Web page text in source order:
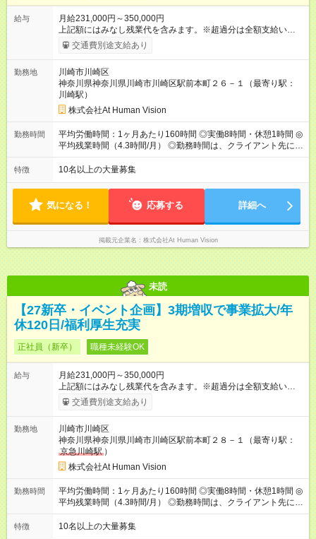
給与
月給231,000円～350,000円
上記額にはみなし残業代を含みます。※超過分は全額支給いたし
ます。 みなし残業代 24,000円 ～ 37,000円／月 みなし残業時
間 15時間／月 【給与】 月給： 大卒・院卒 ：243，000
（固定残業代 24，000円） 賞与：年２回 （業績連動型） 昇
給：年２回（3月、9月) 試用期間：6ヶ月 ※上記額にはみなし残
業代（月15時間分）が含まれた 金額になります。超過分は追加
で全額支給。 【頑張りを給与・キャリアに還元します】 年に2
回⼈事評価があり等級が決まります。 等級に合わせた給与設定
のため、若い内からでも頑張り次第で給与アップが叶います。
⼀般職（20～31万円）→リーダー（⽉給26～36万円） →係⻑
～58万円） 【試用期間】試用期間あり 試用期間の長さ：6ヶ月
※ 雇用形態と給与に、本採用時と異なる部分があります。 雇用
形態：本採用時と同じです。 給与：月給 224,000円 ～ 330,000
円 上記額にはみなし残業代を含みます。※超過分は全額支給い
たします。 みなし残業代 24,000円 ～ 34,000円／月 みなし残業
時間 15時間／月
交通費別途支給あり
勤務地
川崎市川崎区
神奈川県神奈川県川崎市川崎区駅前本町２６－１（最寄り駅：
川崎駅）
株式会社At Human Vision
勤務時間
平均労働時間：1ヶ月あたり160時間 ◎実働8時間・休憩1時間 ◎
平均残業時間（4.3時間/月） ◎勤務時間は、クライアント先に
より異なります。 ※＜シフト例＞ 10:00～19:00／11:00～
20:00 平均労働時間：1ヶ月あたり160時間 ◎実働8時間・休憩1
先に より異なります。 ※＜シフト例＞ 10:00～19:00／11:00
～20:00
特徴 10名以上の大量募集
気になる！ 応募する 詳細へ
掲載元企業名 株式会社At Human Vision
未読
【27新卒・イベント企画】3期増収で事業拡大/年
休120日/福利厚生充実
正社員（新卒） 職種未経験OK
給与
月給231,000円～350,000円
上記額にはみなし残業代を含みます。※超過分は全額支給いたし
ます。 みなし残業代 24,000円 ～ 37,000円／月 みなし残業時
間 15時間／月 【給与】 月給： 大卒・院卒 ：243，000
（固定残業代 24，000円） 賞与：年２回 （業績連動型） 昇
給：年２回（3月、9月) 試用期間：6ヶ月 ※上記額にはみなし残
業代（月15時間分）が含まれた 金額になります。超過分は追加
で全額支給。 【頑張りを給与・キャリアに還元します】 年に2
回⼈事評価があり等級が決まります。 等級に合わせた給与設定
のため、若い内からでも頑張り次第で給与アップが叶います。
⼀般職（20～31万円）→リーダー（⽉給26～36万円） →係⻑
～58万円） 【試用期間】試用期間あり 試用期間の長さ：6ヶ月
※ 雇用形態と給与に、本採用時と異なる部分があります。 雇用
交通費別途支給あり
勤務地
川崎市川崎区
神奈川県神奈川県川崎市川崎区駅前本町２８－１（最寄り駅：
京急川崎駅 ）
株式会社At Human Vision
勤務時間
平均労働時間：1ヶ月あたり160時間 ◎実働8時間・休憩1時間 ◎
平均残業時間（4.3時間/月） ◎勤務時間は、クライアント先に
より異なります。 ※＜シフト例＞ 10:00～19:00／11:00～
20:00 平均労働時間：1ヶ月あたり160時間 ◎実働8時間・休憩1
特徴 10名以上の大量募集